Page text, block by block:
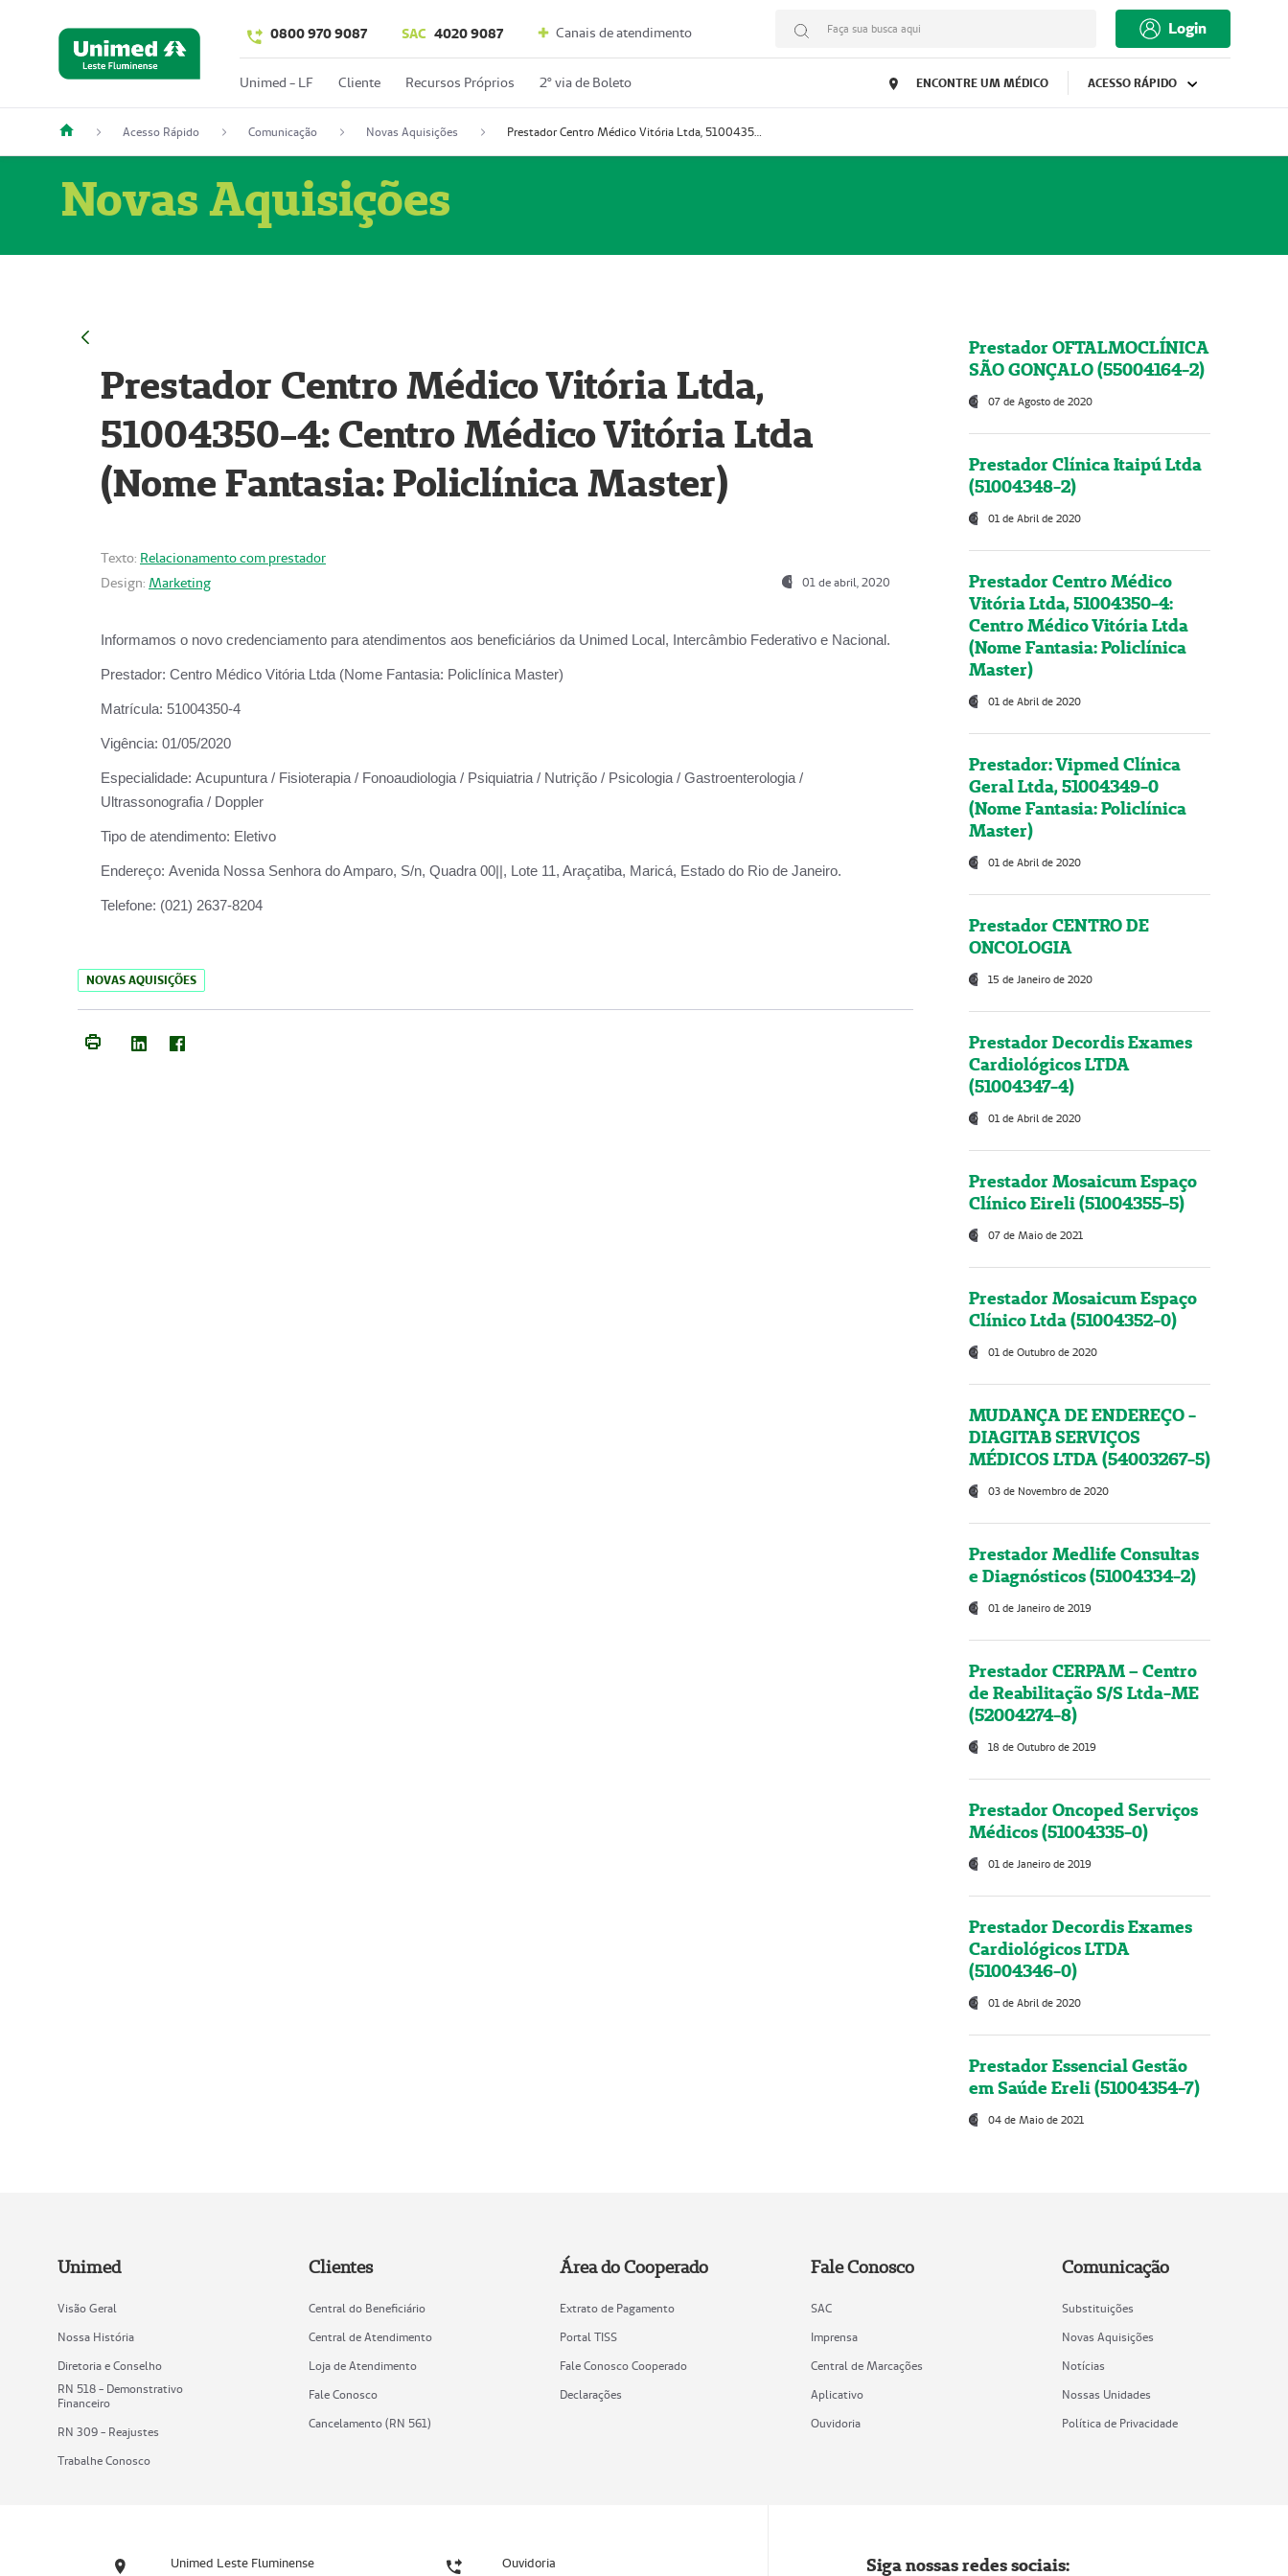
0800 970 9087 SAC 4020 9087 Canais de atendimento Faça sua busca aqui Login
Unimed - LF Cliente Recursos Próprios 2º via de Boleto ENCONTRE UM MÉDICO ACESSO RÁPIDO
Acesso Rápido Comunicação Novas Aquisições Prestador Centro Médico Vitória Ltda, 51004350-4: Centro Médico Vitória Ltda (Nome Fantasia: Policlínica Master)
Novas Aquisições
Prestador Centro Médico Vitória Ltda,
51004350-4: Centro Médico Vitória Ltda
(Nome Fantasia: Policlínica Master)
Texto: Relacionamento com prestador
Design: Marketing 01 de abril, 2020
Informamos o novo credenciamento para atendimentos aos beneficiários da Unimed Local, Intercâmbio Federativo e Nacional.
Prestador: Centro Médico Vitória Ltda (Nome Fantasia: Policlínica Master)
Matrícula: 51004350-4
Vigência: 01/05/2020
Especialidade: Acupuntura / Fisioterapia / Fonoaudiologia / Psiquiatria / Nutrição / Psicologia / Gastroenterologia /
Ultrassonografia / Doppler
Tipo de atendimento: Eletivo
Endereço: Avenida Nossa Senhora do Amparo, S/n, Quadra 00||, Lote 11, Araçatiba, Maricá, Estado do Rio de Janeiro.
Telefone: (021) 2637-8204
NOVAS AQUISIÇÕES
Prestador OFTALMOCLÍNICA
SÃO GONÇALO (55004164-2)
07 de Agosto de 2020
Prestador Clínica Itaipú Ltda
(51004348-2)
01 de Abril de 2020
Prestador Centro Médico
Vitória Ltda, 51004350-4:
Centro Médico Vitória Ltda
(Nome Fantasia: Policlínica
Master)
01 de Abril de 2020
Prestador: Vipmed Clínica
Geral Ltda, 51004349-0
(Nome Fantasia: Policlínica
Master)
01 de Abril de 2020
Prestador CENTRO DE
ONCOLOGIA
15 de Janeiro de 2020
Prestador Decordis Exames
Cardiológicos LTDA
(51004347-4)
01 de Abril de 2020
Prestador Mosaicum Espaço
Clínico Eireli (51004355-5)
07 de Maio de 2021
Prestador Mosaicum Espaço
Clínico Ltda (51004352-0)
01 de Outubro de 2020
MUDANÇA DE ENDEREÇO -
DIAGITAB SERVIÇOS
MÉDICOS LTDA (54003267-5)
03 de Novembro de 2020
Prestador Medlife Consultas
e Diagnósticos (51004334-2)
01 de Janeiro de 2019
Prestador CERPAM – Centro
de Reabilitação S/S Ltda-ME
(52004274-8)
18 de Outubro de 2019
Prestador Oncoped Serviços
Médicos (51004335-0)
01 de Janeiro de 2019
Prestador Decordis Exames
Cardiológicos LTDA
(51004346-0)
01 de Abril de 2020
Prestador Essencial Gestão
em Saúde Ereli (51004354-7)
04 de Maio de 2021
Unimed
Visão Geral
Nossa História
Diretoria e Conselho
RN 518 - Demonstrativo
Financeiro
RN 309 - Reajustes
Trabalhe Conosco
Clientes
Central do Beneficiário
Central de Atendimento
Loja de Atendimento
Fale Conosco
Cancelamento (RN 561)
Área do Cooperado
Extrato de Pagamento
Portal TISS
Fale Conosco Cooperado
Declarações
Fale Conosco
SAC
Imprensa
Central de Marcações
Aplicativo
Ouvidoria
Comunicação
Substituições
Novas Aquisições
Notícias
Nossas Unidades
Política de Privacidade
Unimed Leste Fluminense Ouvidoria Siga nossas redes sociais: